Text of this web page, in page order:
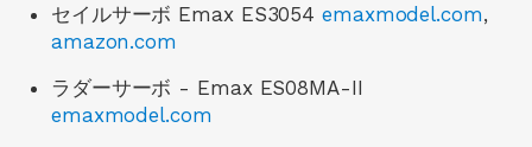
セイルサーボ Emax ES3054 emaxmodel.com,
amazon.com
ラダーサーボ - Emax ES08MA-II
emaxmodel.com